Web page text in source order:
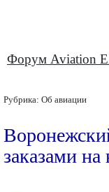
Форум Aviation
Рубрика: Об авиации
заказами на